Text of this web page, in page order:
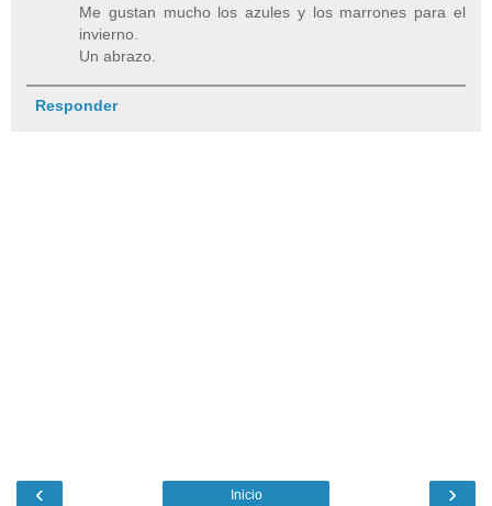
Me gustan mucho los azules y los marrones para el
invierno.
Un abrazo.
Responder
‹ ›
Inicio